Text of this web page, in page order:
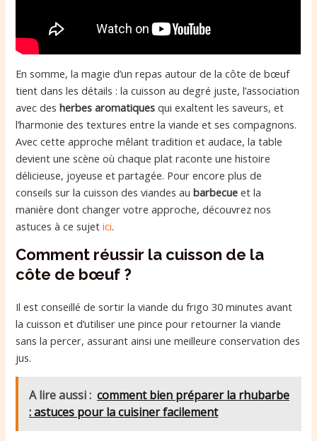
En somme, la magie d’un repas autour de la côte de bœuf
tient dans les détails : la cuisson au degré juste, l’association
avec desherbes aromatiques qui exaltent les saveurs, et
l’harmonie des textures entre la viande et ses compagnons.
Avec cette approche mêlant tradition et audace, la table
devient une scène où chaque plat raconte une histoire
délicieuse, joyeuse et partagée. Pour encore plus de
conseils sur la cuisson des viandes aubarbecue et la
manière dont changer votre approche, découvrez nos
astuces à ce sujetici.
Comment réussir la cuisson de la
côte de bœuf ?
Il est conseillé de sortir la viande du frigo 30 minutes avant
la cuisson et d’utiliser une pince pour retourner la viande
sans la percer, assurant ainsi une meilleure conservation des
jus.
A lire aussi : comment bien préparer la rhubarbe
: astuces pour la cuisiner facilement